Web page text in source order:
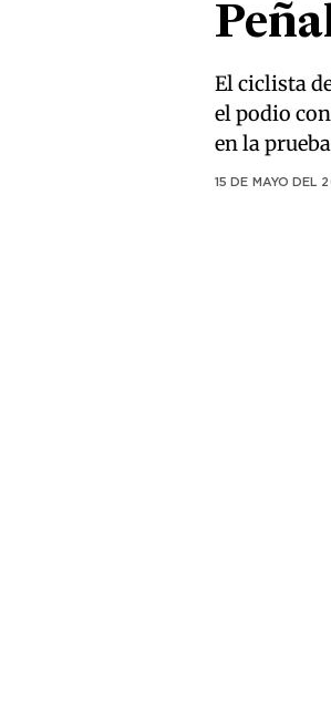
El ciclista
el podio
en la
15 DE MAYO DEL